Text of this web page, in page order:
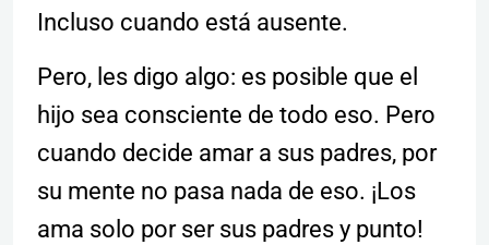
Incluso cuando está ausente.
Pero, les digo algo: es posible que el
hijo sea consciente de todo eso. Pero
cuando decide amar a sus padres, por
su mente no pasa nada de eso. ¡Los
ama solo por ser sus padres y punto!